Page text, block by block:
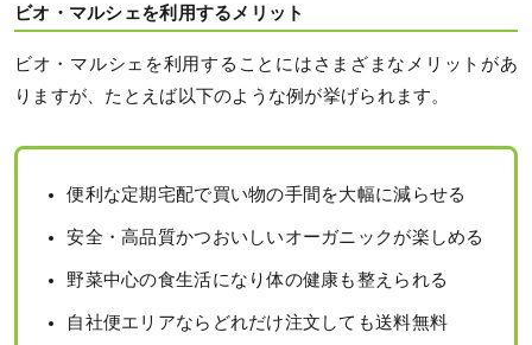
ビオ・マルシェを利用するメリット
ビオ・マルシェを利用することにはさまざまなメリットがあ
りますが、たとえば以下のような例が挙げられます。
便利な定期宅配で買い物の手間を大幅に減らせる
安全・高品質かつおいしいオーガニックが楽しめる
野菜中心の食生活になり体の健康も整えられる
自社便エリアならどれだけ注文しても送料無料